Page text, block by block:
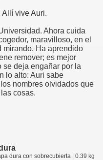
Allí vive Auri.
Ahora cuida
maravilloso, en el
mirando. Ha aprendido
remover; es mejor
se deja engañar por la
lo alto: Auri sabe
nombres olvidados que
cosas.
dura con sobrecubierta | 0.39 kg